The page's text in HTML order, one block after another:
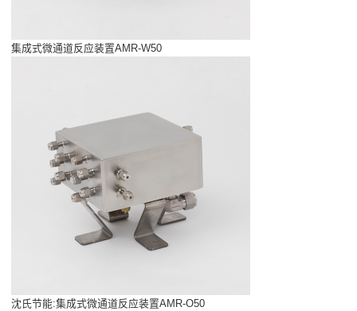
集成式微通道反应装置AMR-W50
沈氏节能:集成式微通道反应装置AMR-O50